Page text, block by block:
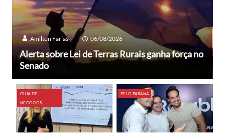
Amilton Farias 06/08/2026
Alerta sobre Lei de Terras Rurais ganha força no
Senado
GUIA DE
NEGÓCIOS
PELO PARANÁ